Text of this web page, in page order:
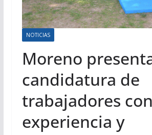
NOTICIAS
Moreno
candidatura de
trabajadores con
experiencia y